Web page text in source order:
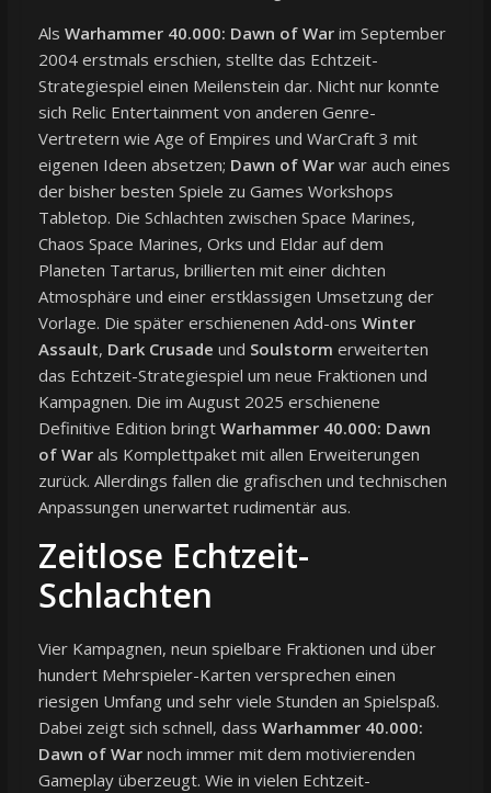
Als Warhammer 40.000: Dawn of Warim September
2004 erstmals erschien, stellte das Echtzeit-
Strategiespiel einen Meilenstein dar. Nicht nur konnte
sich Relic Entertainment von anderen Genre-
Vertretern wie Age of Empires und WarCraft 3 mit
eigenen Ideen absetzen; Dawn of Warwar auch eines
der bisher besten Spiele zu Games Workshops
Tabletop. Die Schlachten zwischen Space Marines,
Chaos Space Marines, Orks und Eldar auf dem
Planeten Tartarus, brillierten mit einer dichten
Atmosphäre und einer erstklassigen Umsetzung der
Vorlage. Die später erschienenen Add-ons Winter
Assault, Dark Crusade und Soulstorm erweiterten
das Echtzeit-Strategiespiel um neue Fraktionen und
Kampagnen. Die im August 2025 erschienene
Definitive Edition bringt Warhammer 40.000: Dawn
of Warals Komplettpaket mit allen Erweiterungen
zurück. Allerdings fallen die grafischen und technischen
Anpassungen unerwartet rudimentär aus.
Zeitlose Echtzeit-
Schlachten
Vier Kampagnen, neun spielbare Fraktionen und über
hundert Mehrspieler-Karten versprechen einen
riesigen Umfang und sehr viele Stunden an Spielspaß.
Dabei zeigt sich schnell, dass Warhammer 40.000:
Dawn of Warnoch immer mit dem motivierenden
Gameplay überzeugt. Wie in vielen Echtzeit-